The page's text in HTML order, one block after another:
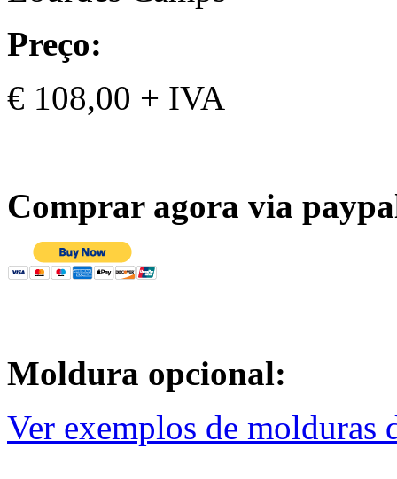
Preço:
€ 108,00 + IVA
Comprar agora via
Moldura opcional:
Ver exemplos de molduras